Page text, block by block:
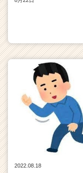
2022.08.18